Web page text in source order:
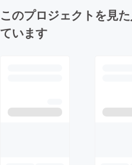
このプロジェクトを見
ています